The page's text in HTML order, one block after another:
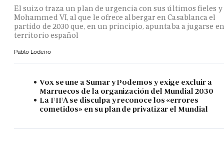
El suizo traza un plan de urgencia con sus últimos fieles y
Mohammed VI, al que le ofrece albergar en Casablanca el
partido de 2030 que, en un principio, apuntaba a jugarse en
territorio español
Pablo Lodeiro
Vox se une a Sumar y Podemos y exige excluir a
Marruecos de la organización del Mundial 2030
La FIFA se disculpa y reconoce los «errores
cometidos» en su plan de privatizar el Mundial